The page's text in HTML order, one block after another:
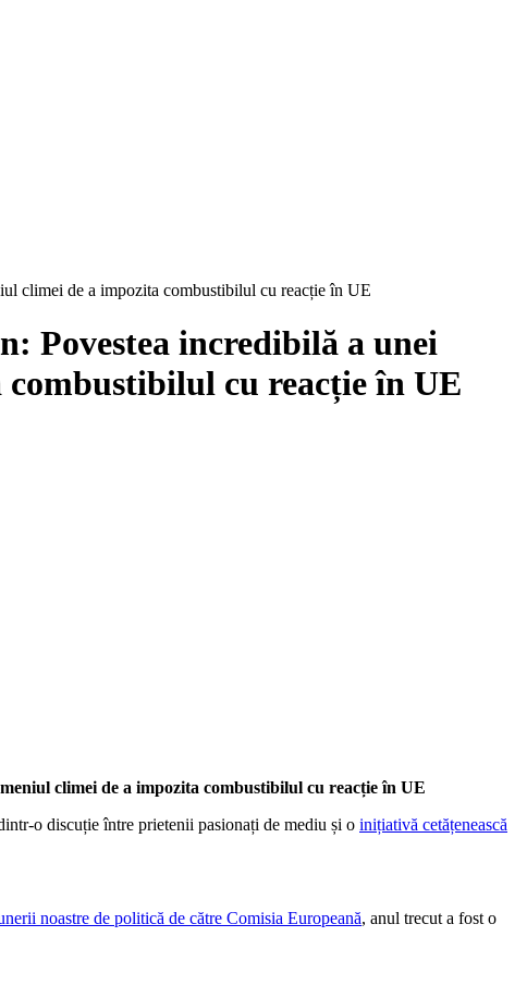
climei de a impozita combustibilul cu reacție în UE
Povestea incredibilă a unei
cu reacție în UE
climei de a impozita combustibilul cu reacție în UE
o discuție între prietenii pasionați de mediu și o inițiativă cetățenească
noastre de politică de către Comisia Europeană, anul trecut a fost o